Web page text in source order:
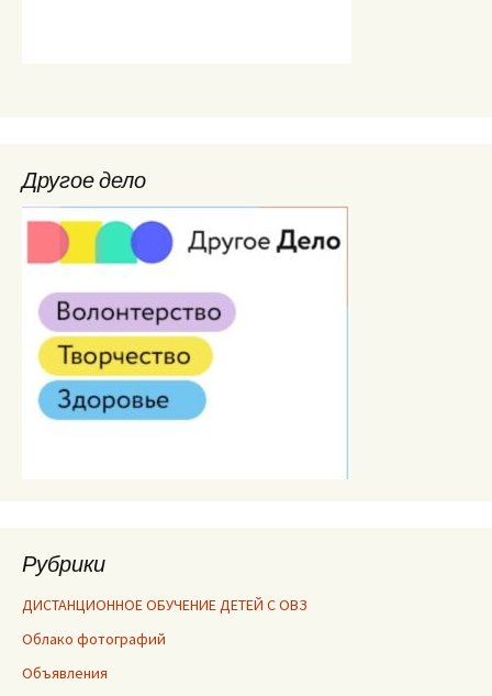
Другое дело
Рубрики
ДИСТАНЦИОННОЕ ОБУЧЕНИЕ ДЕТЕЙ С ОВЗ
Облако фотографий
Объявления